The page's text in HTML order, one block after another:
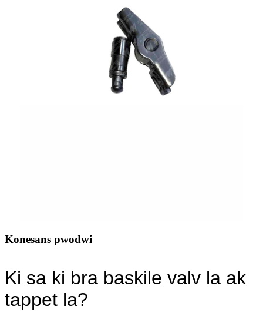
Konesans pwodwi
Ki sa ki bra baskile valv la ak
tappet la?